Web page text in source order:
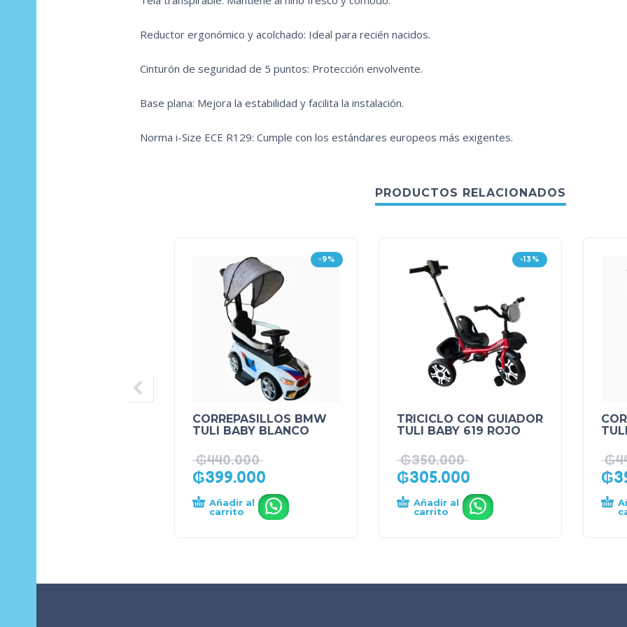
Reductor ergonómico y acolchado: Ideal para recién nacidos.
Cinturón de seguridad de 5 puntos: Protección envolvente.
Base plana: Mejora la estabilidad y facilita la instalación.
Norma i-Size ECE R129: Cumple con los estándares europeos más exigentes.
PRODUCTOS RELACIONADOS
-9%
CORREPASILLOS BMW
TULI BABY BLANCO
₲440.000
₲399.000
Añadir al
carrito
.
-13%
TRICICLO CON GUIADOR
TULI BABY 619 ROJO
₲350.000
₲305.000
Añadir al
carrito
.
₲
₲